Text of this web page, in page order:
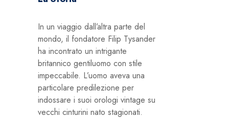
In un viaggio dall’altra parte del
mondo, il fondatore Filip Tysander
ha incontrato un intrigante
britannico gentiluomo con stile
impeccabile. L’uomo aveva una
particolare predilezione per
indossare i suoi orologi vintage su
vecchi cinturini nato stagionati.